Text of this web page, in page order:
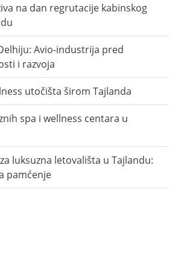
na dan regrutacije kabinskog
Avio-industrija pred
i razvoja
utočišta širom Tajlanda
spa i wellness centara u
luksuzna letovališta u Tajlandu:
pamćenje